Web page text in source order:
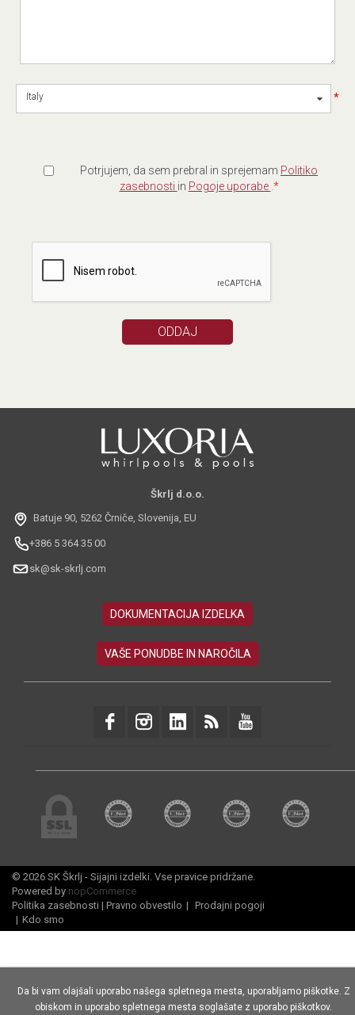
Italy *
Potrjujem, da sem prebral in sprejemam Politiko
zasebnosti in Pogoje uporabe *
Škrlj d.o.o.
Batuje 90, 5262 Črniče, Slovenija, EU
+386 5 364 35 00
sk@sk-skrlj.com
© 2026 SK Škrlj - Sijajni izdelki. Vse pravice pridržane.
Powered by nopCommerce
Politika zasebnosti | Pravno obvestilo | Prodajni pogoji
| Kdo smo
Da bi vam olajšali uporabo našega spletnega mesta, uporabljamo piškotke. Z
obiskom in uporabo spletnega mesta soglašate z uporabo piškotkov.